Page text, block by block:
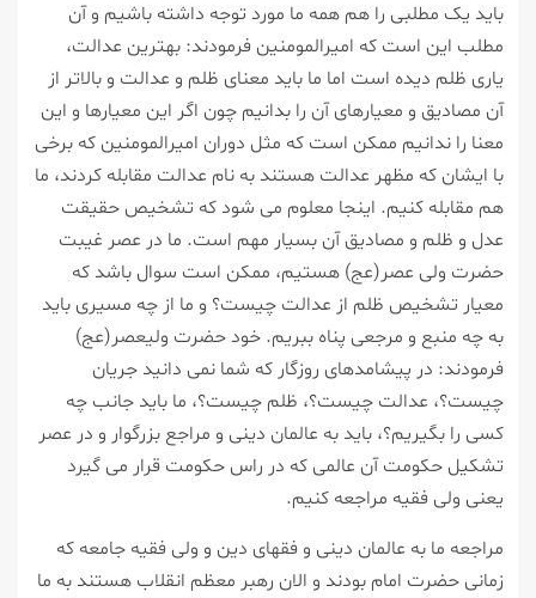
باید یک مطلبی را هم همه ما مورد توجه داشته باشیم و آن
مطلب این است که امیرالمومنین فرمودند: بهترین عدالت،
یاری ظلم دیده است اما ما باید معنای ظلم و عدالت و بالاتر از
آن مصادیق و معیارهای آن را بدانیم چون اگر این معیارها و این
معنا را ندانیم ممکن است که مثل دوران امیرالمومنین که برخی
با ایشان که مظهر عدالت هستند به نام عدالت مقابله کردند، ما
هم مقابله کنیم. اینجا معلوم می شود که تشخیص حقیقت
عدل و ظلم و مصادیق آن بسیار مهم است. ما در عصر غیبت
حضرت ولی عصر(عج) هستیم، ممکن است سوال باشد که
معیار تشخیص ظلم از عدالت چیست؟ و ما از چه مسیری باید
به چه منبع و مرجعی پناه ببریم. خود حضرت ولیعصر(عج)
فرمودند: در پیشامدهای روزگار که شما نمی دانید جریان
چیست؟، عدالت چیست؟، ظلم چیست؟، ما باید جانب چه
کسی را بگیریم؟، باید به عالمان دینی و مراجع بزرگوار و در عصر
تشکیل حکومت آن عالمی که در راس حکومت قرار می گیرد
یعنی ولی فقیه مراجعه کنیم.
مراجعه ما به عالمان دینی و فقهای دین و ولی فقیه جامعه که
زمانی حضرت امام بودند و الان رهبر معظم انقلاب هستند به ما